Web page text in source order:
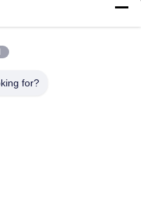
and Technology Park,
for?